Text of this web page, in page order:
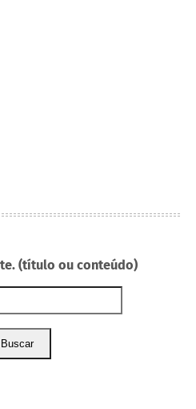
(título ou conteúdo)
Buscar